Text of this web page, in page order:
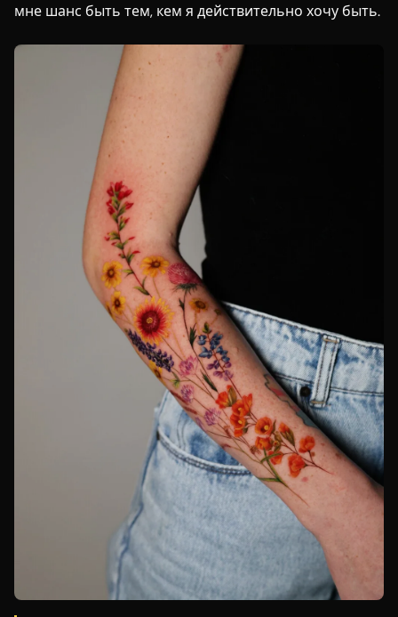
мне шанс быть тем, кем я действительно хочу быть.